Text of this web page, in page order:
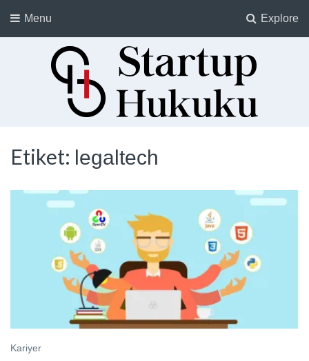
Explore
Menu
Etiket: legaltech
Kariyer